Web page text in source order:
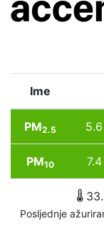
Ime
PM2.5 5.6
PM10 7.4
Posljednje